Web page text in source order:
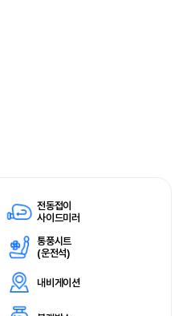
전동접이
사이드미러
통풍시트
(운전석)
내비게이션